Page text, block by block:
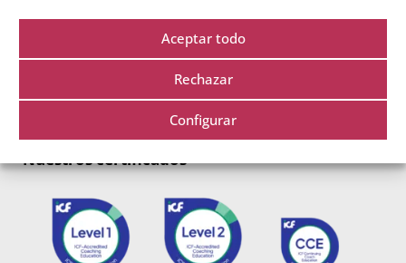
Aceptar todo
Rechazar
Configurar
info@creartecoaching.com
Nuestros certificados